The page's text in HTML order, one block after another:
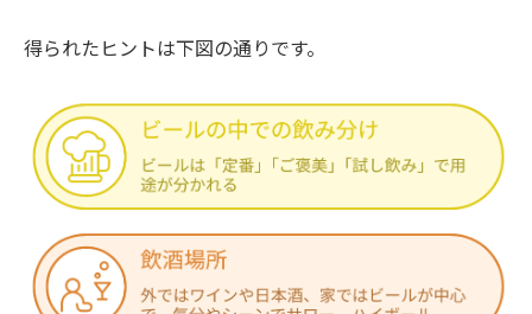
得られたヒントは下図の通りです。